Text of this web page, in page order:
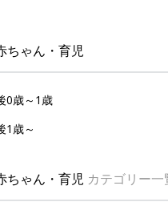
ちゃん・育児
0歳～1歳
1歳～
ちゃん・育児 カテゴリー一